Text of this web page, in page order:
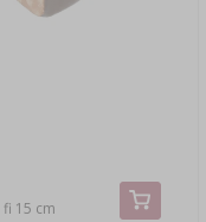
15 cm